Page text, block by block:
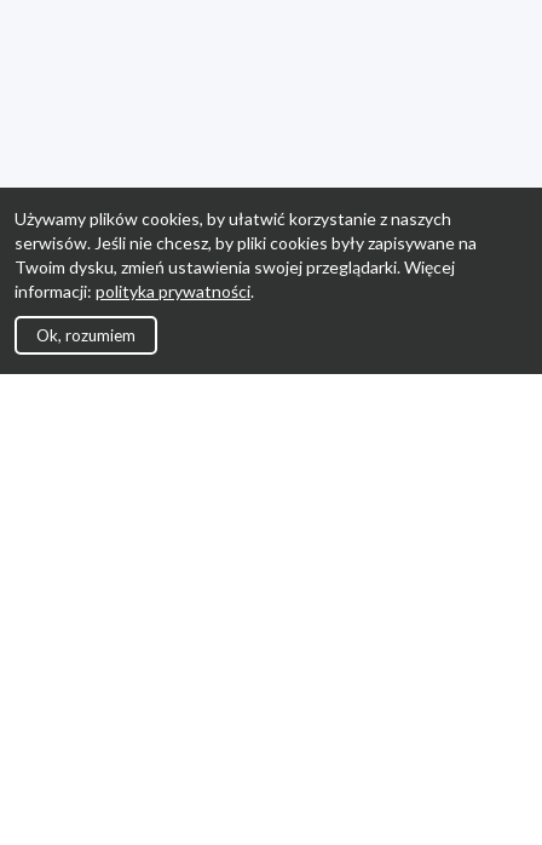
Używamy plików cookies, by ułatwić korzystanie z naszych
serwisów. Jeśli nie chcesz, by pliki cookies były zapisywane na
Twoim dysku, zmień ustawienia swojej przeglądarki. Więcej
informacji: polityka prywatności.
Ok, rozumiem